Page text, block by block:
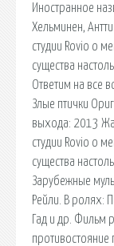
Иностранное
Хельминен,
студии Rovio о
существа
Ответим на все
Злые птички
выхода: 2013
студии Rovio о
существа
Зарубежные
Рейли. В ролях:
Гад и др. Фильм
противостояние